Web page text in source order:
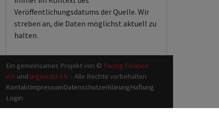
Veröffentlichungsdatums der Quelle. Wir
streben an, die Daten möglichst aktuell zu
halten.
Ein gemeinsames Projekt von © Facing Finance
e.V. und urgewald e.V. - Alle Rechte vorbehalten
KontaktImpressumDatenschutzerklärungHaftung
Login